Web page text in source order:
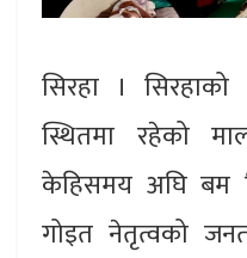
सिरहा ।
स्थितमा रहेको
केहिसमय अघि बम
गोइत नेतृत्वको